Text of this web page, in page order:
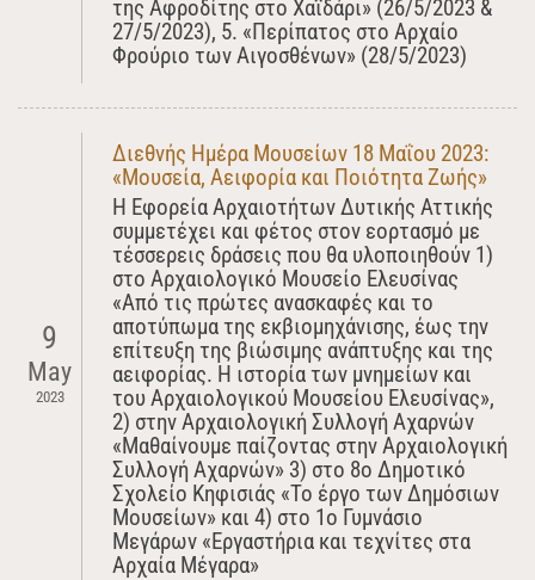
της Αφροδίτης στο Χαϊδάρι» (26/5/2023 &
27/5/2023), 5. «Περίπατος στο Αρχαίο
Φρούριο των Αιγοσθένων» (28/5/2023)
9
May
2023
Διεθνής Ημέρα Μουσείων 18 Μαΐου 2023:
«Μουσεία, Αειφορία και Ποιότητα Ζωής»
Η Εφορεία Αρχαιοτήτων Δυτικής Αττικής
συμμετέχει και φέτος στον εορτασμό με
τέσσερεις δράσεις που θα υλοποιηθούν 1)
στο Αρχαιολογικό Μουσείο Ελευσίνας
«Από τις πρώτες ανασκαφές και το
αποτύπωμα της εκβιομηχάνισης, έως την
επίτευξη της βιώσιμης ανάπτυξης και της
αειφορίας. Η ιστορία των μνημείων και
του Αρχαιολογικού Μουσείου Ελευσίνας»,
2) στην Αρχαιολογική Συλλογή Αχαρνών
«Μαθαίνουμε παίζοντας στην Αρχαιολογική
Συλλογή Αχαρνών» 3) στο 8ο Δημοτικό
Σχολείο Κηφισιάς «Το έργο των Δημόσιων
Μουσείων» και 4) στο 1ο Γυμνάσιο
Μεγάρων «Εργαστήρια και τεχνίτες στα
Αρχαία Μέγαρα»